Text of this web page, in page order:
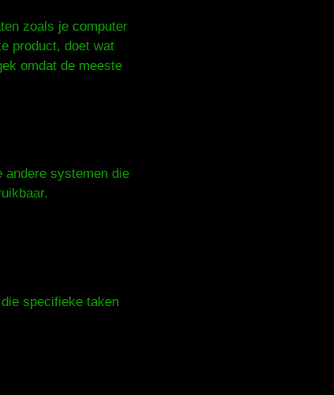
zoals je computer
product, doet wat
omdat de meeste
andere systemen die
specifieke taken